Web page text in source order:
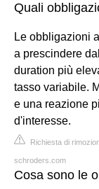
Quali
Le obbligazioni
a prescindere
duration più
tasso variabile.
e una reazione
d'interesse.
Richiesta di
schroders.com
Cosa sono le